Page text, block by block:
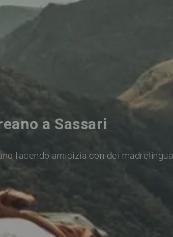
a Sassari
facendo amicizia con dei madrelingua